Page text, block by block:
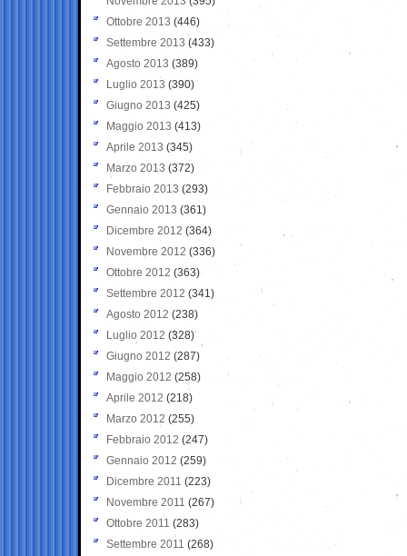
Ottobre 2013 (446)
Settembre 2013 (433)
Agosto 2013 (389)
Luglio 2013 (390)
Giugno 2013 (425)
Maggio 2013 (413)
Aprile 2013 (345)
Marzo 2013 (372)
Febbraio 2013 (293)
Gennaio 2013 (361)
Dicembre 2012 (364)
Novembre 2012 (336)
Ottobre 2012 (363)
Settembre 2012 (341)
Agosto 2012 (238)
Luglio 2012 (328)
Giugno 2012 (287)
Maggio 2012 (258)
Aprile 2012 (218)
Marzo 2012 (255)
Febbraio 2012 (247)
Gennaio 2012 (259)
Dicembre 2011 (223)
Novembre 2011 (267)
Ottobre 2011 (283)
Settembre 2011 (268)